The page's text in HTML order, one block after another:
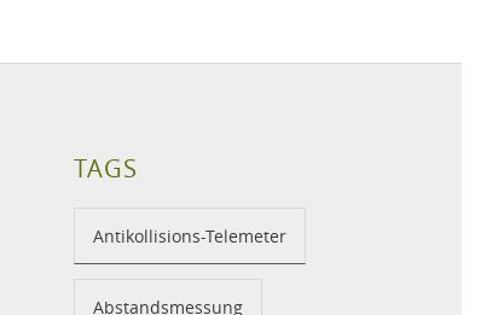
TAGS
Antikollisions-Telemeter
Abstandsmessung